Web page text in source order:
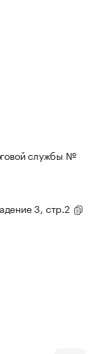
службы №
3, стр.2